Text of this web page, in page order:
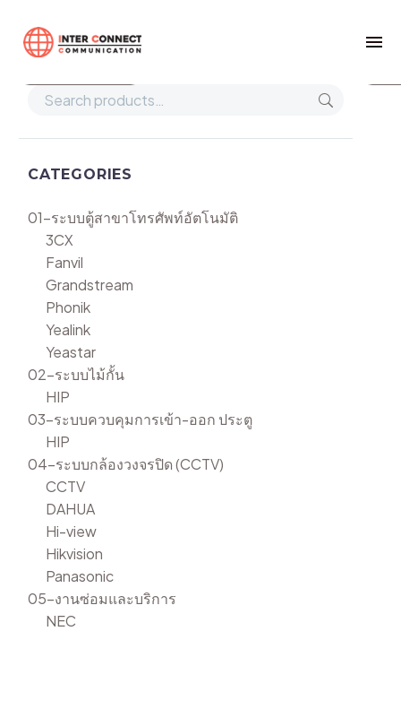
Home
CATEGORIES
01-ระบบตู้สาขาโทรศัพท์อัตโนมัติ
3CX
Fanvil
Grandstream
Phonik
Yealink
Yeastar
02-ระบบไม้กั้น
HIP
03-ระบบควบคุมการเข้า-ออก ประตู
HIP
04-ระบบกล้องวงจรปิด (CCTV)
CCTV
DAHUA
Hi-view
Hikvision
Panasonic
05-งานซ่อมและบริการ
NEC